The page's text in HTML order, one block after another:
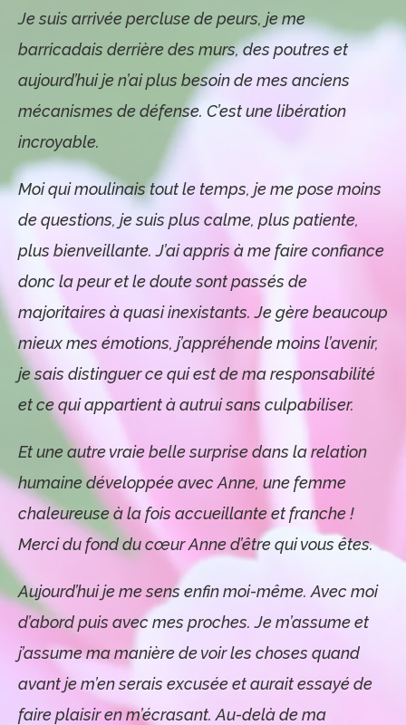
Je suis arrivée percluse de peurs, je me
barricadais derrière des murs, des poutres et
aujourd’hui je n’ai plus besoin de mes anciens
mécanismes de défense. C’est une libération
incroyable.
Moi qui moulinais tout le temps, je me pose moins
de questions, je suis plus calme, plus patiente,
plus bienveillante. J’ai appris à me faire confiance
donc la peur et le doute sont passés de
majoritaires à quasi inexistants. Je gère beaucoup
mieux mes émotions, j’appréhende moins l’avenir,
je sais distinguer ce qui est de ma responsabilité
et ce qui appartient à autrui sans culpabiliser.
Et une autre vraie belle surprise dans la relation
humaine développée avec Anne, une femme
chaleureuse à la fois accueillante et franche !
Merci du fond du cœur Anne d’être qui vous êtes.
Aujourd’hui je me sens enfin moi-même. Avec moi
d’abord puis avec mes proches. Je m’assume et
j’assume ma manière de voir les choses quand
avant je m’en serais excusée et aurait essayé de
faire plaisir en m’écrasant. Au-delà de ma